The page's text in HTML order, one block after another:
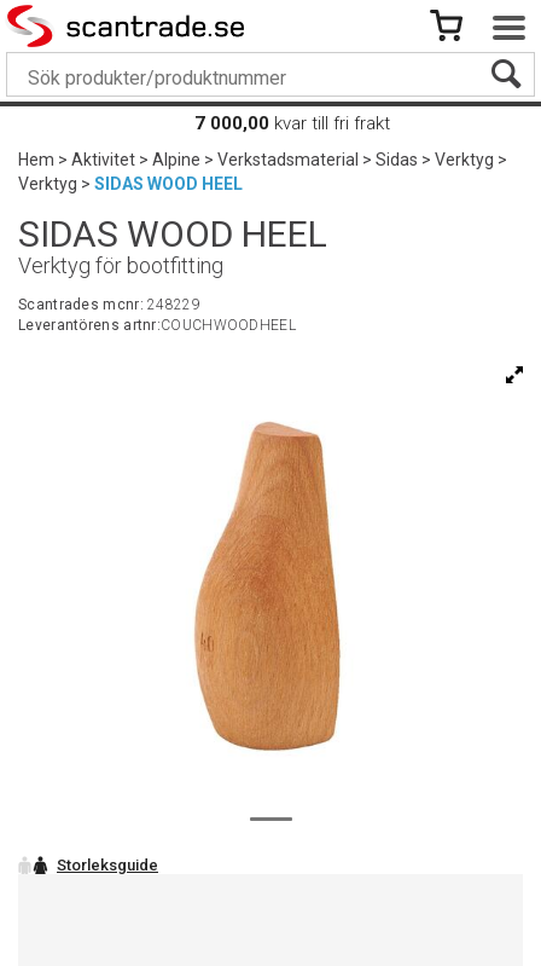
7 000,00 kvar till fri frakt
Hem>Aktivitet>Alpine>Verkstadsmaterial >Sidas>Verktyg>
Verktyg>SIDAS WOOD HEEL
SIDAS WOOD HEEL
Verktyg för bootfitting
Scantrades mcnr:248229
Leverantörens artnr:COUCHWOODHEEL